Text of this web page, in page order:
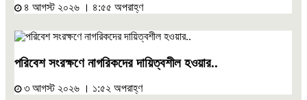
৪ আগস্ট ২০২৬ । ৪:৫৫ অপরাহ্ণ
পরিবেশ সংরক্ষণে নাগরিকদের দায়িত্বশীল হওয়ার..
৩ আগস্ট ২০২৬ । ১:৫২ অপরাহ্ণ